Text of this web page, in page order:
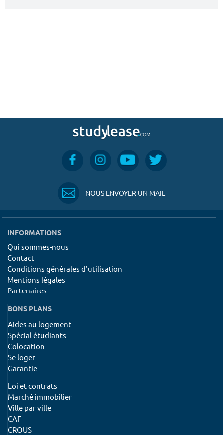
NOUS ENVOYER UN MAIL
INFORMATIONS
Qui sommes-nous
Contact
Conditions générales d'utilisation
Mentions légales
Partenaires
BONS PLANS
Aides au logement
Spécial étudiants
Colocation
Se loger
Garantie
Loi et contrats
Marché immobilier
Ville par ville
CAF
CROUS